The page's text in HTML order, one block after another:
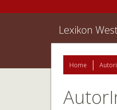
Lexikon
Home